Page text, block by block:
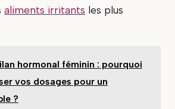
aliments irritants les plus
hormonal féminin : pourquoi
vos dosages pour un
?